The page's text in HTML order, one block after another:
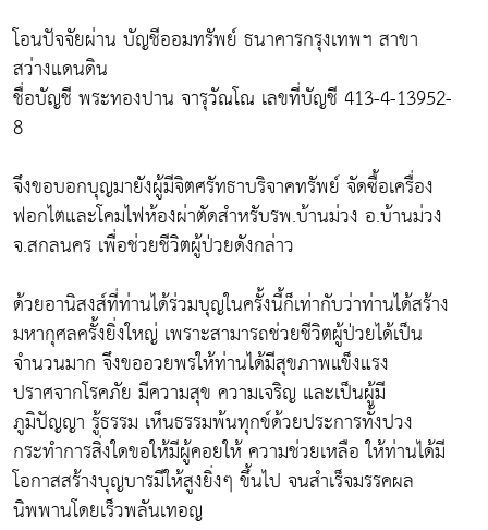
โอนปัจจัยผ่าน บัญชีออมทรัพย์ ธนาคารกรุงเทพฯ สาขา
สว่างแดนดิน
ชื่อบัญชี พระทองปาน จารุวัณโณ เลขที่บัญชี 413-4-13952-
8
จึงขอบอกบุญมายังผู้มีจิตศรัทธาบริจาคทรัพย์ จัดซื้อเครื่อง
ฟอกไตและโคมไฟห้องผ่าตัดสำหรับรพ.บ้านม่วง อ.บ้านม่วง
จ.สกลนคร เพื่อช่วยชีวิตผู้ป่วยดังกล่าว
ด้วยอานิสงส์ที่ท่านได้ร่วมบุญในครั้งนี้ก็เท่ากับว่าท่านได้สร้าง
มหากุศลครั้งยิ่งใหญ่ เพราะสามารถช่วยชีวิตผู้ป่วยได้เป็น
จำนวนมาก จึงขออวยพรให้ท่านได้มีสุขภาพแข็งแรง
ปราศจากโรคภัย มีความสุข ความเจริญ และเป็นผู้มี
ภูมิปัญญา รู้ธรรม เห็นธรรมพ้นทุกข์ด้วยประการทั้งปวง
กระทำการสิ่งใดขอให้มีผู้คอยให้ ความช่วยเหลือ ให้ท่านได้มี
โอกาสสร้างบุญบารมีให้สูงยิ่งๆ ขึ้นไป จนสำเร็จมรรคผล
นิพพานโดยเร็วพลันเทอญ